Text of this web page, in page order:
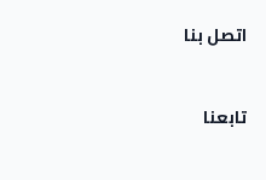
اتصل بنا
تابعنا